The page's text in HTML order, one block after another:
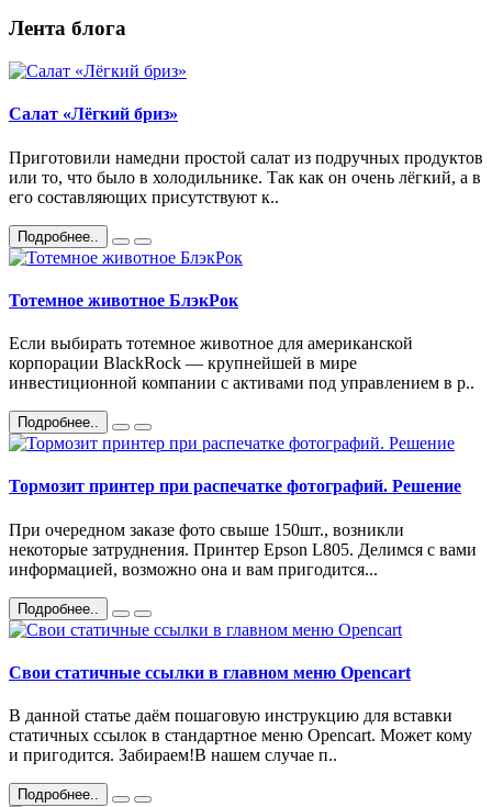
Лента блога
Салат «Лёгкий бриз»
Приготовили намедни простой салат из подручных продуктов
или то, что было в холодильнике. Так как он очень лёгкий, а в
его составляющих присутствуют к..
Подробнее..
Тотемное животное БлэкРок
Если выбирать тотемное животное для американской
корпорации BlackRock — крупнейшей в мире
инвестиционной компании с активами под управлением в р..
Подробнее..
Тормозит принтер при распечатке фотографий. Решение
При очередном заказе фото свыше 150шт., возникли
некоторые затруднения. Принтер Epson L805. Делимся с вами
информацией, возможно она и вам пригодится...
Подробнее..
Свои статичные ссылки в главном меню Opencart
В данной статье даём пошаговую инструкцию для вставки
статичных ссылок в стандартное меню Opencart. Может кому
и пригодится. Забираем!В нашем случае п..
Подробнее..